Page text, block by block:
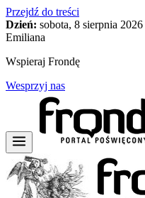
Przejdź do treści
Dzień: sobota, 8 sierpnia 2026
Emiliana
Wspieraj Frondę
Wesprzyj nas